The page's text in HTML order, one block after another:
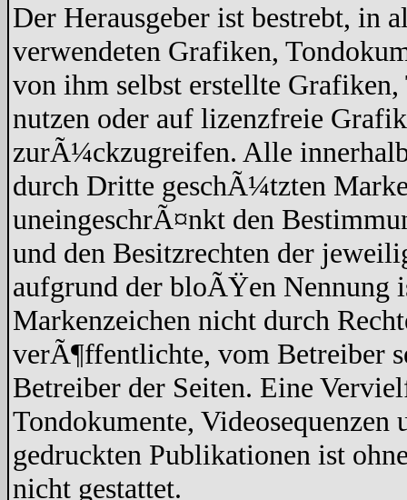
Der Herausgeber ist bestrebt, in
verwendeten Grafiken,
von ihm selbst erstellte Grafiken,
nutzen oder auf lizenzfreie
zurÃ¼ckzugreifen. Alle
durch Dritte geschÃ¼tzten
uneingeschrÃ¤nkt den
und den Besitzrechten der
aufgrund der bloÃŸen Nennung
Markenzeichen nicht durch
verÃ¶ffentlichte, vom Betreiber
Betreiber der Seiten. Eine
Tondokumente, Videosequenzen
gedruckten Publikationen ist
nicht gestattet.